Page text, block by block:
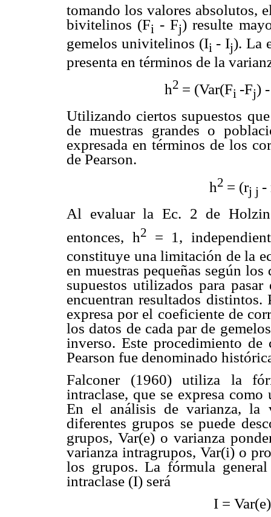
tomando los valores absolutos,
bivitelinos (Fi - Fj) resulte
gemelos univitelinos (Ii - Ij). La
presenta en términos de la
h2 = (Var(Fi -Fj)
Utilizando ciertos supuestos
de muestras grandes o
expresada en términos de los
de Pearson.
h2 = (rj j -
Al evaluar la Ec. 2 de
entonces, h2 = 1,
constituye una limitación de la
en muestras pequeñas según
supuestos utilizados para
encuentran resultados
expresa por el coeficiente de
los datos de cada par de
inverso. Este procedimiento
Pearson fue denominado
Falconer (1960) utiliza la
intraclase, que se expresa
En el análisis de varianza, la
diferentes grupos se puede
grupos, Var(e) o varianza
varianza intragrupos, Var(i) o
los grupos. La fórmula
intraclase (I) será
I =